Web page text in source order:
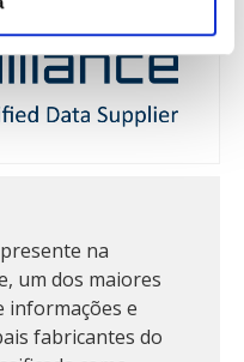
na
um dos maiores
informações e
fabricantes do